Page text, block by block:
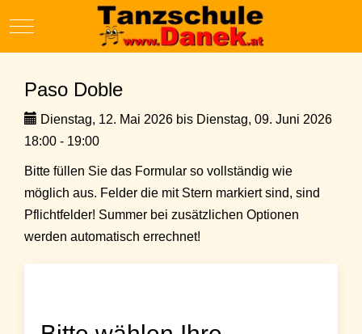
Mobile Menu Toggle
Paso Doble
Dienstag, 12. Mai 2026 bis Dienstag, 09. Juni 2026
18:00 - 19:00
Bitte füllen Sie das Formular so vollständig wie
möglich aus. Felder die mit Stern markiert sind, sind
Pflichtfelder! Summer bei zusätzlichen Optionen
werden automatisch errechnet!